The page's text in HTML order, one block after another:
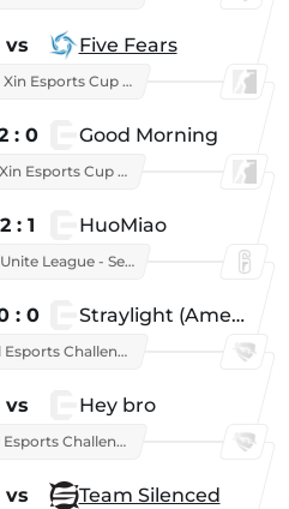
vs Five Fears
Xin Xin Esports Cup 2025
: 0 Good Morning
Xin Xin Esports Cup 2026
2 : 1 HuoMiao
R6 Unite League - Season 1
: 0 Straylight (American team)
Bell Esports Challenge 2026
vs Hey bro
Bell Esports Challenge 2026
vs Team Silenced